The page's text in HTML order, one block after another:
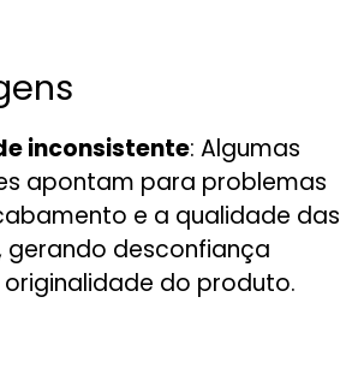
inconsistente: Algumas
apontam para problemas
e a qualidade das
gerando desconfiança
do produto.